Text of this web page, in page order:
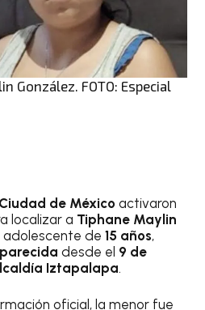
González. FOTO: Especial
Ciudad de México activaron
localizar a Tiphane Maylin
adolescente de15 años,
desde el 9 de
Iztapalapa.
oficial, la menor fue